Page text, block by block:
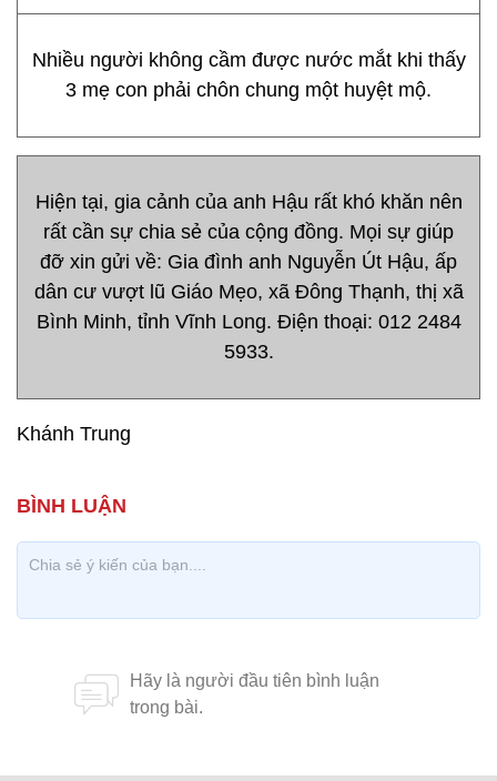
Nhiều người không cầm được nước mắt khi thấy
3 mẹ con phải chôn chung một huyệt mộ.
Hiện tại, gia cảnh của anh Hậu rất khó khăn nên
rất cần sự chia sẻ của cộng đồng. Mọi sự giúp
đỡ xin gửi về: Gia đình anh Nguyễn Út Hậu, ấp
dân cư vượt lũ Giáo Mẹo, xã Đông Thạnh, thị xã
Bình Minh, tỉnh Vĩnh Long. Điện thoại: 012 2484
5933.
Khánh Trung